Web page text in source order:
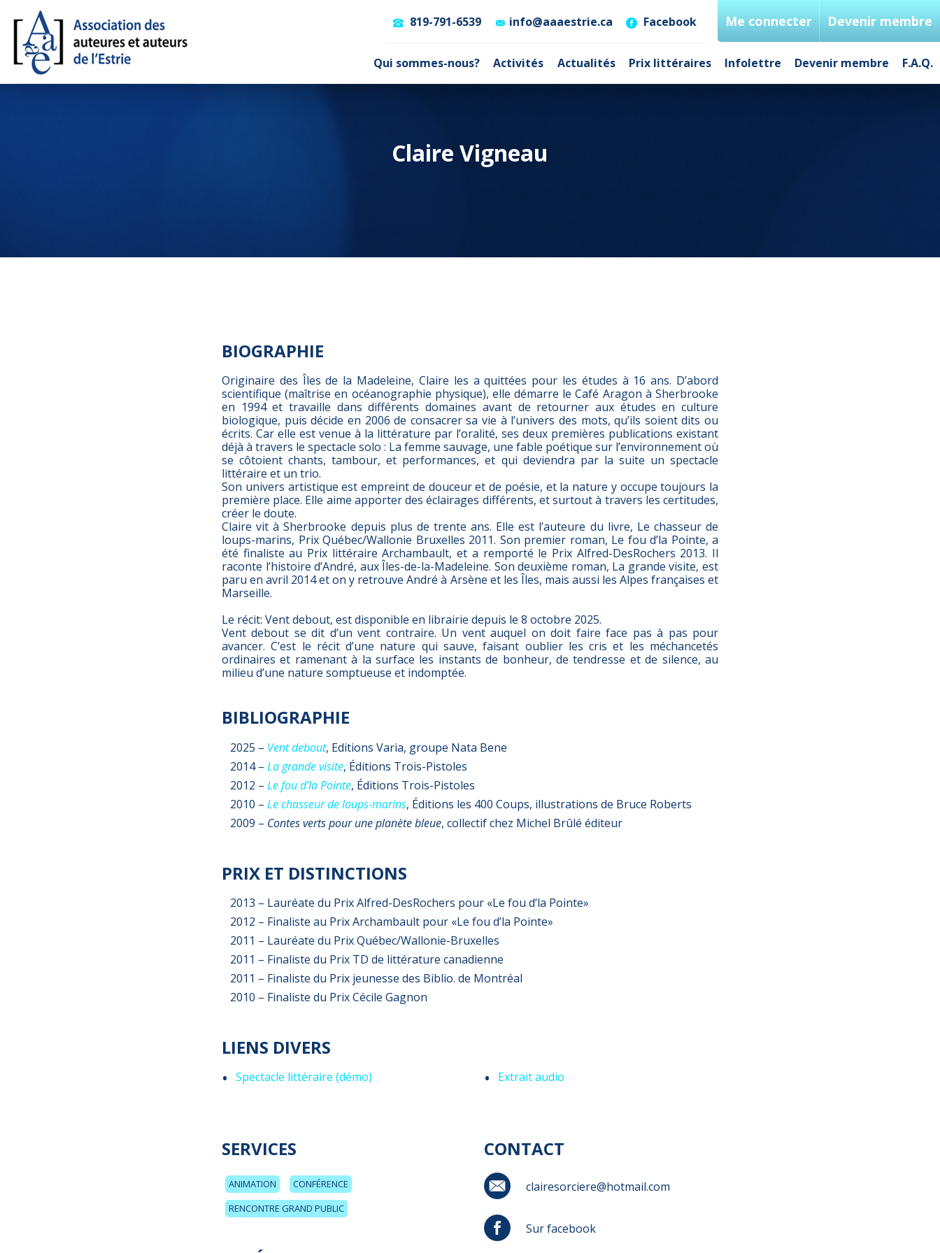
Qui sommes-nous? Activités Actualités Prix littéraires Infolettre Devenir membre F.A.Q.
819-791-6539 info@aaaestrie.ca Facebook Me connecter Devenir membre
Claire Vigneau
BIOGRAPHIE
Originaire des Îles de la Madeleine, Claire les a quittées pour les études à 16 ans. D’abord
scientifique (maîtrise en océanographie physique), elle démarre le Café Aragon à Sherbrooke
en 1994 et travaille dans différents domaines avant de retourner aux études en culture
biologique, puis décide en 2006 de consacrer sa vie à l’univers des mots, qu’ils soient dits ou
écrits. Car elle est venue à la littérature par l’oralité, ses deux premières publications existant
déjà à travers le spectacle solo : La femme sauvage, une fable poétique sur l’environnement où
se côtoient chants, tambour, et performances, et qui deviendra par la suite un spectacle
littéraire et un trio.
Son univers artistique est empreint de douceur et de poésie, et la nature y occupe toujours la
première place. Elle aime apporter des éclairages différents, et surtout à travers les certitudes,
créer le doute.
Claire vit à Sherbrooke depuis plus de trente ans. Elle est l’auteure du livre, Le chasseur de
loups-marins, Prix Québec/Wallonie Bruxelles 2011. Son premier roman, Le fou d’la Pointe, a
été finaliste au Prix littéraire Archambault, et a remporté le Prix Alfred-DesRochers 2013. Il
raconte l’histoire d’André, aux Îles-de-la-Madeleine. Son deuxième roman, La grande visite, est
paru en avril 2014 et on y retrouve André à Arsène et les Îles, mais aussi les Alpes françaises et
Marseille.
Le récit: Vent debout, est disponible en librairie depuis le 8 octobre 2025.
Vent debout se dit d’un vent contraire. Un vent auquel on doit faire face pas à pas pour
avancer. C’est le récit d’une nature qui sauve, faisant oublier les cris et les méchancetés
ordinaires et ramenant à la surface les instants de bonheur, de tendresse et de silence, au
milieu d’une nature somptueuse et indomptée.
BIBLIOGRAPHIE
2025 – Vent debout, Editions Varia, groupe Nata Bene
2014 – La grande visite, Éditions Trois-Pistoles
2012 – Le fou d’la Pointe, Éditions Trois-Pistoles
2010 – Le chasseur de loups-marins, Éditions les 400 Coups, illustrations de Bruce Roberts
2009 – Contes verts pour une planète bleue, collectif chez Michel Brûlé éditeur
PRIX ET DISTINCTIONS
2013 – Lauréate du Prix Alfred-DesRochers pour «Le fou d’la Pointe»
2012 – Finaliste au Prix Archambault pour «Le fou d’la Pointe»
2011 – Lauréate du Prix Québec/Wallonie-Bruxelles
2011 – Finaliste du Prix TD de littérature canadienne
2011 – Finaliste du Prix jeunesse des Biblio. de Montréal
2010 – Finaliste du Prix Cécile Gagnon
LIENS DIVERS
Spectacle littéraire (démo) Extrait audio
SERVICES
ANIMATION
CONFÉRENCE
RENCONTRE GRAND PUBLIC
CONTACT
clairesorciere@hotmail.com
Sur facebook